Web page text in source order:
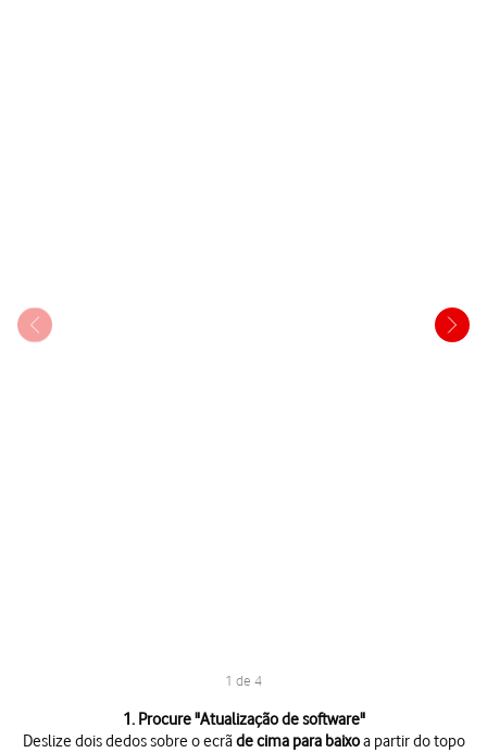
1 de 4
1. Procure "Atualização de software"
Deslize dois dedos sobre o ecrãde cima para baixoa partir do topo